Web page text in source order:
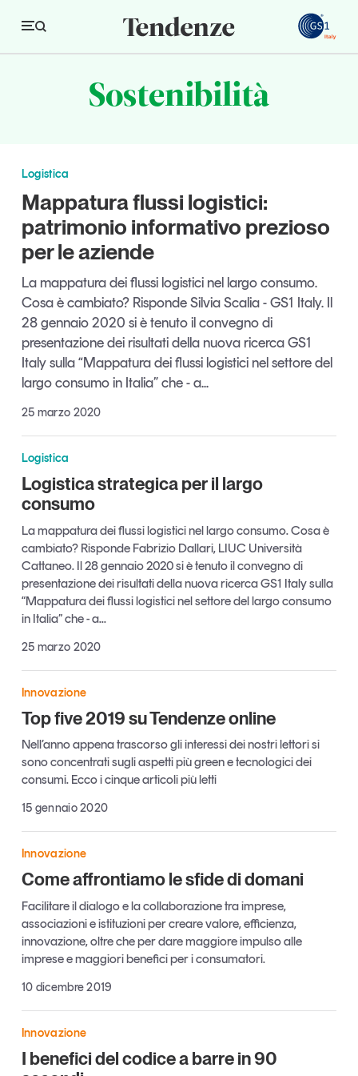
Tendenze
Innovazione
Logistica
Retail e brand
Sostenibilità
Grandi temi
Magazine
Articoli
Dossier
Interviste
Comunicati stampa
Video
Podcast
Studi e ricerche
Tutti gli studi e le ricerche
Eventi e formazione
Tutti gli appuntamenti
Contatti
Tendenze Journal
La nostra newsletter nella tua email
Iscriviti
Un anno di
Tendenze2026
Sostenibilità
Logistica
Mappatura flussi logistici:
patrimonio informativo prezioso
per le aziende
La mappatura dei flussi logistici nel largo consumo.
Cosa è cambiato? Risponde Silvia Scalia - GS1 Italy. Il
28 gennaio 2020 si è tenuto il convegno di
presentazione dei risultati della nuova ricerca GS1
Italy sulla “Mappatura dei flussi logistici nel settore del
largo consumo in Italia” che - a...
25 marzo 2020
Logistica
Logistica strategica per il largo
consumo
La mappatura dei flussi logistici nel largo consumo. Cosa è
cambiato? Risponde Fabrizio Dallari, LIUC Università
Cattaneo. Il 28 gennaio 2020 si è tenuto il convegno di
presentazione dei risultati della nuova ricerca GS1 Italy sulla
“Mappatura dei flussi logistici nel settore del largo consumo
in Italia” che - a...
25 marzo 2020
Innovazione
Top five 2019 su Tendenze online
Nell’anno appena trascorso gli interessi dei nostri lettori si
sono concentrati sugli aspetti più green e tecnologici dei
consumi. Ecco i cinque articoli più letti
15 gennaio 2020
Innovazione
Come affrontiamo le sfide di domani
Facilitare il dialogo e la collaborazione tra imprese,
associazioni e istituzioni per creare valore, efficienza,
innovazione, oltre che per dare maggiore impulso alle
imprese e maggiori benefici per i consumatori.
10 dicembre 2019
Innovazione
I benefici del codice a barre in 90